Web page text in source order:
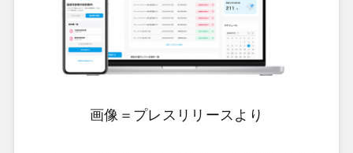
画像＝プレスリリースより